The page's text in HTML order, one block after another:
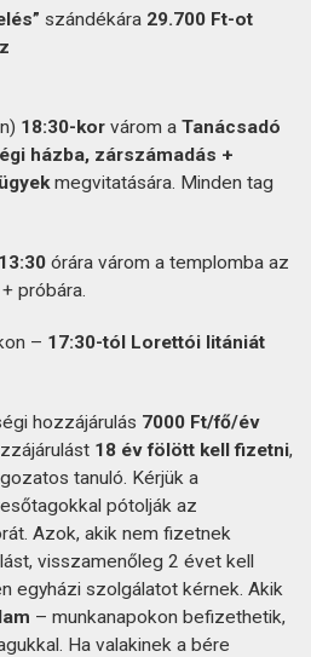
szándékára 29.700 Ft-ot
18:30-kor várom a Tanácsadó
házba, zárszámadás +
megvitatására. Minden tag
13:30 órára várom a templomba az
próbára.
– 17:30-tól Lorettói litániát
hozzájárulás 7000 Ft/fő/év
18 év fölött kell fizetni,
tanuló. Kérjük a
pótolják az
Azok, akik nem fizetnek
visszamenőleg 2 évet kell
egyházi szolgálatot kérnek. Akik
– munkanapokon befizethetik,
Ha valakinek a bére